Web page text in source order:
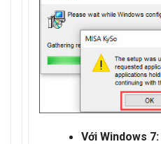
Với Windows 7: